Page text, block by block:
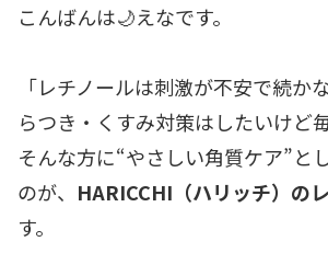
こんばんは🌙えなです。
「レチノールは刺激が不安で続
らつき・くすみ対策はしたいけど
そんな方に“やさしい角質ケア”と
のが、 HARICCHI（ハリッチ）の
す。